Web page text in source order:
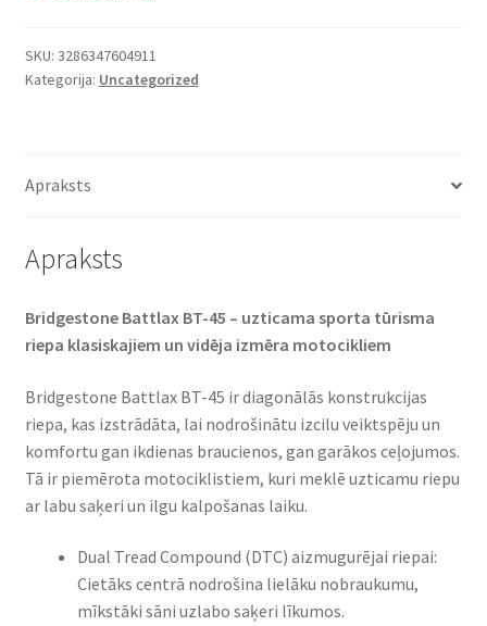
SKU: 3286347604911
Kategorija: Uncategorized
Apraksts
Apraksts
Bridgestone Battlax BT-45 – uzticama sporta tūrisma
riepa klasiskajiem un vidēja izmēra motocikliem​
Bridgestone Battlax BT-45 ir diagonālās konstrukcijas
riepa, kas izstrādāta, lai nodrošinātu izcilu veiktspēju un
komfortu gan ikdienas braucienos, gan garākos ceļojumos.
Tā ir piemērota motociklistiem, kuri meklē uzticamu riepu
ar labu saķeri un ilgu kalpošanas laiku.​
Dual Tread Compound (DTC) aizmugurējai riepai:
Cietāks centrā nodrošina lielāku nobraukumu,
mīkstāki sāni uzlabo saķeri līkumos. ​